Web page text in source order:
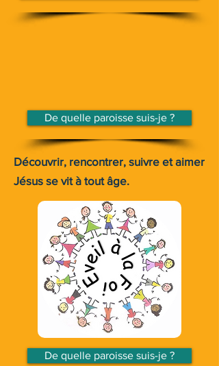
De quelle paroisse suis-je ?
Découvrir, rencontrer, suivre et aimer
Jésus se vit à tout âge.
De quelle paroisse suis-je ?